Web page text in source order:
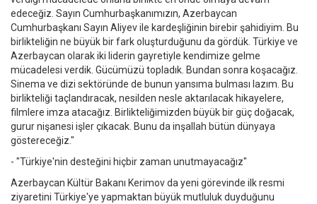
edeceğiz. Sayın Cumhurbaşkanımızın, Azerbaycan
Cumhurbaşkanı Sayın Aliyev ile kardeşliğinin birebir şahidiyim. Bu
birlikteliğin ne büyük bir fark oluşturduğunu da gördük. Türkiye ve
Azerbaycan olarak iki liderin gayretiyle kendimize gelme
mücadelesi verdik. Gücümüzü topladık. Bundan sonra koşacağız.
Sinema ve dizi sektöründe de bunun yansıma bulması lazım. Bu
birlikteliği taçlandıracak, nesilden nesle aktarılacak hikayelere,
filmlere imza atacağız. Birlikteliğimizden büyük bir güç doğacak,
gurur nişanesi işler çıkacak. Bunu da inşallah bütün dünyaya
göstereceğiz."
- "Türkiye'nin desteğini hiçbir zaman unutmayacağız"
Azerbaycan Kültür Bakanı Kerimov da yeni görevinde ilk resmi
ziyaretini Türkiye'ye yapmaktan büyük mutluluk duyduğunu